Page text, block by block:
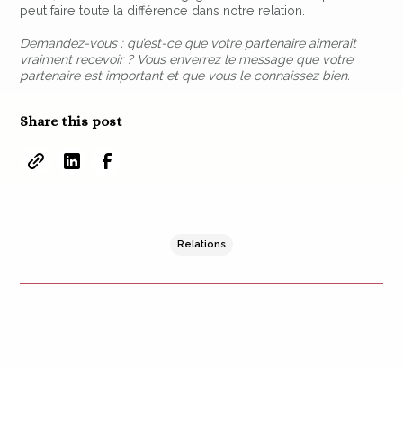
peut faire toute la différence dans notre relation.
Demandez-vous : qu’est-ce que votre partenaire aimerait
vraiment recevoir ? Vous enverrez le message que votre
partenaire est important et que vous le connaissez bien.
Share this post
Relations